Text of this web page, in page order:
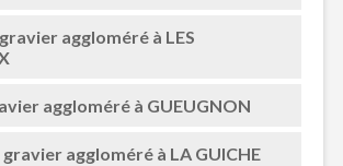
aggloméré à LES
aggloméré à GUEUGNON
aggloméré à LA GUICHE